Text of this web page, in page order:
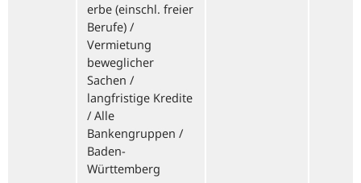
erbe (einschl. freier
Berufe) /
Vermietung
beweglicher
Sachen /
langfristige Kredite
/ Alle
Bankengruppen /
Baden-
Württemberg